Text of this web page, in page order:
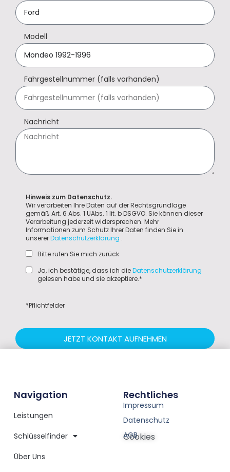
Modell
Fahrgestellnummer (falls vorhanden)
Nachricht
Hinweis zum Datenschutz.
Wir verarbeiten Ihre Daten auf der Rechtsgrundlage
gemäß Art. 6 Abs. 1 UAbs. 1 lit. b DSGVO. Sie können dieser
Verarbeitung jederzeit widersprechen. Mehr
Informationen zum Schutz Ihrer Daten finden Sie in
unsererDatenschutzerklärung .
Bitte rufen Sie mich zurück
Ja, ich bestätige, dass ich dieDatenschutzerklärung
gelesen habe und sie akzeptiere.*
*Pflichtfelder
JETZT KONTAKT AUFNEHMEN
Navigation
Leistungen
Schlüsselfinder
Über Uns
Rechtliches
Impressum
Datenschutz
AGB
Cookies